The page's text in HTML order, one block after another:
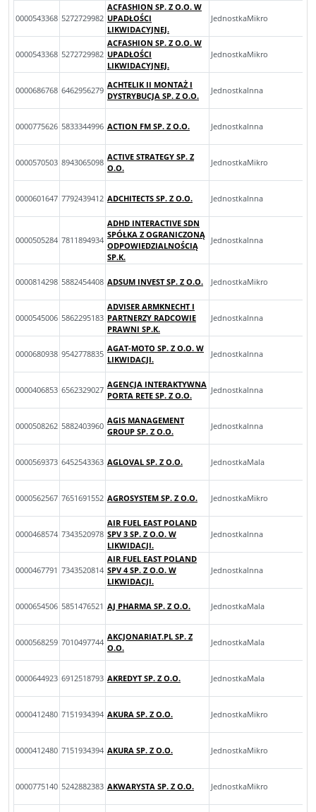
0000543368 5272729982
ACFASHION SP. Z O.O. W
UPADŁOŚCI
LIKWIDACYJNEJ.
JednostkaMikro
0000543368 5272729982
ACFASHION SP. Z O.O. W
UPADŁOŚCI
LIKWIDACYJNEJ.
JednostkaMikro
0000686768 6462956279
ACHTELIK II MONTAŻ I
DYSTRYBUCJA SP. Z O.O.
JednostkaInna
0000775626 5833344996 ACTION FM SP. Z O.O. JednostkaInna
0000570503 8943065098
ACTIVE STRATEGY SP. Z
O.O.
JednostkaMikro
0000601647 7792439412 ADCHITECTS SP. Z O.O. JednostkaInna
0000505284 7811894934
ADHD INTERACTIVE SDN
SPÓŁKA Z OGRANICZONĄ
ODPOWIEDZIALNOŚCIĄ
SP.K.
JednostkaInna
0000814298 5882454408 ADSUM INVEST SP. Z O.O. JednostkaMikro
0000545006 5862295183
ADVISER ARMKNECHT I
PARTNERZY RADCOWIE
PRAWNI SP.K.
JednostkaInna
0000680938 9542778835
AGAT-MOTO SP. Z O.O. W
LIKWIDACJI.
JednostkaInna
0000406853 6562329027
AGENCJA INTERAKTYWNA
PORTA RETE SP. Z O.O.
JednostkaInna
0000508262 5882403960
AGIS MANAGEMENT
GROUP SP. Z O.O.
JednostkaInna
0000569373 6452543363 AGLOVAL SP. Z O.O. JednostkaMala
0000562567 7651691552 AGROSYSTEM SP. Z O.O. JednostkaMikro
0000468574 7343520978
AIR FUEL EAST POLAND
SPV 3 SP. Z O.O. W
LIKWIDACJI.
JednostkaInna
0000467791 7343520814
AIR FUEL EAST POLAND
SPV 4 SP. Z O.O. W
LIKWIDACJI.
JednostkaInna
0000654506 5851476521 AJ PHARMA SP. Z O.O. JednostkaMala
0000568259 7010497744
AKCJONARIAT.PL SP. Z
O.O.
JednostkaMala
0000644923 6912518793 AKREDYT SP. Z O.O. JednostkaMala
0000412480 7151934394 AKURA SP. Z O.O. JednostkaMikro
0000412480 7151934394 AKURA SP. Z O.O. JednostkaMikro
0000775140 5242882383 AKWARYSTA SP. Z O.O. JednostkaMikro